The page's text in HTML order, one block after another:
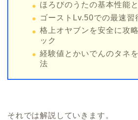
ほろびのうたの基本性能
ゴーストLv.50での最速習
格上オヤブンを安全に攻
ック
経験値とかいでんのタネ
法
それでは解説していきます。